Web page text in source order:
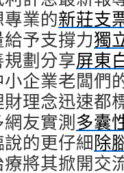
業的新莊支
予支撐力獨
劃分享屏東
企業老闆們
理念迅速都
友實測多囊
的更仔細除
將其掀開交